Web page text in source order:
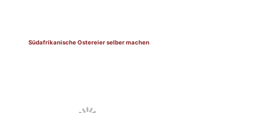
Südafrikanische Ostereier selber machen